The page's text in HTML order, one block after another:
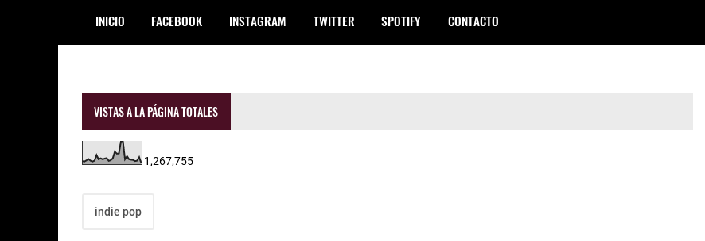
INICIO FACEBOOK INSTAGRAM TWITTER SPOTIFY CONTACTO
VISTAS A LA PÁGINA TOTALES
1,267,755
indie pop